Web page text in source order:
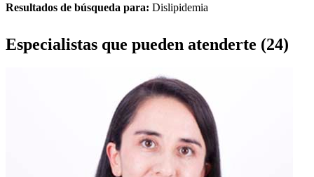
Resultados de búsqueda para: Dislipidemia
Especialistas que pueden atenderte (24)